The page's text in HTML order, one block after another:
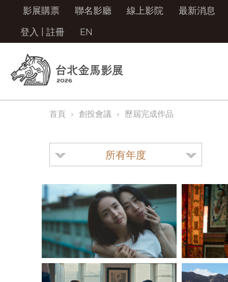
影展購票 聯名影廳 線上影院
最新消息
登入
註冊 EN
首頁 創投會議 歷屆完成作品
所有年度